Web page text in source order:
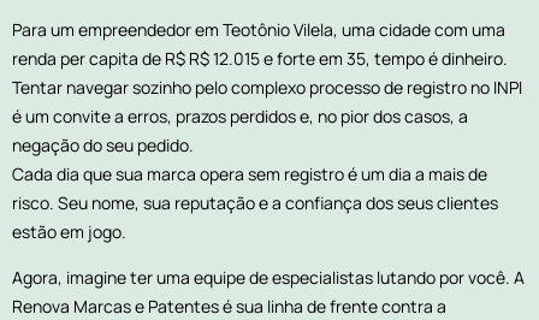
Para um empreendedor em Teotônio Vilela, uma cidade com uma
renda per capita de R$ R$ 12.015 e forte em 35, tempo é dinheiro.
Tentar navegar sozinho pelo complexo processo de registro no INPI
é um convite a erros, prazos perdidos e, no pior dos casos, a
negação do seu pedido.
Cada dia que sua marca opera sem registro é um dia a mais de
risco. Seu nome, sua reputação e a confiança dos seus clientes
estão em jogo.
Agora, imagine ter uma equipe de especialistas lutando por você. A
Renova Marcas e Patentes é sua linha de frente contra a